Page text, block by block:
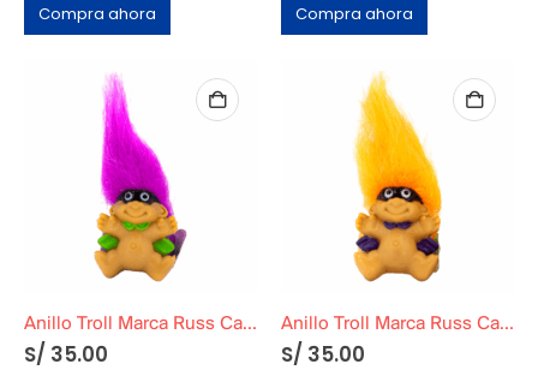
Compra ahora Compra ahora
Anillo Troll Marca Russ Cabello Morado
S/ 35.00
Anillo Troll Marca Russ Cabello Naranja
S/ 35.00